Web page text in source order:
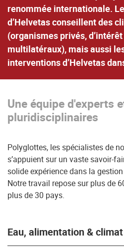
renommée internationale.
d’Helvetas conseillent des
(organismes privés,
multilatéraux), mais aussi
interventions d’Helvetas
Une équipe d'experts
pluridisciplinaires
Polyglottes, les spécialistes de
s’appuient sur un vaste savoir-
solide expérience dans la
Notre travail repose sur plus de
plus de 30 pays.
Eau, alimentation & climat